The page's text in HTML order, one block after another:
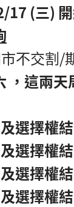
17 (三)
不交割/
，這兩
選擇權
選擇權
選擇權
選擇權